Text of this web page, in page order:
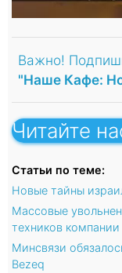
Важно!
"Наше Кафе:
Читайте
Статьи по теме:
Новые тайны
Массовые
техников компании
Минсвязи
Bezeq